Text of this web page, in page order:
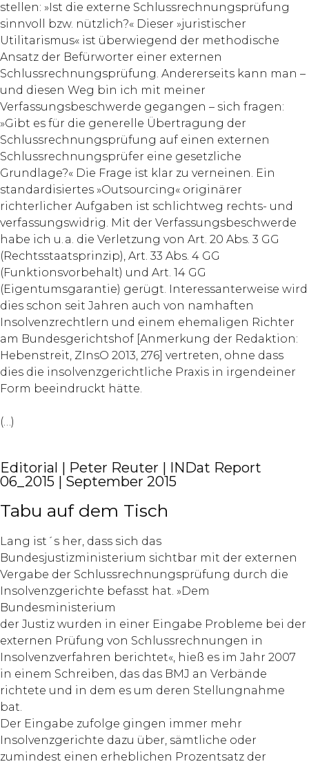
stellen: »Ist die externe Schlussrechnungsprüfung
sinnvoll bzw. nützlich?« Dieser »juristischer
Utilitarismus« ist überwiegend der methodische
Ansatz der Befürworter einer externen
Schlussrechnungsprüfung. Andererseits kann man –
und diesen Weg bin ich mit meiner
Verfassungsbeschwerde gegangen – sich fragen:
»Gibt es für die generelle Übertragung der
Schlussrechnungsprüfung auf einen externen
Schlussrechnungsprüfer eine gesetzliche
Grundlage?« Die Frage ist klar zu verneinen. Ein
standardisiertes »Outsourcing« originärer
richterlicher Aufgaben ist schlichtweg rechts- und
verfassungswidrig. Mit der Verfassungsbeschwerde
habe ich u. a. die Verletzung von Art. 20 Abs. 3 GG
(Rechtsstaatsprinzip), Art. 33 Abs. 4 GG
(Funktionsvorbehalt) und Art. 14 GG
(Eigentumsgarantie) gerügt. Interessanterweise wird
dies schon seit Jahren auch von namhaften
Insolvenzrechtlern und einem ehemaligen Richter
am Bundesgerichtshof [Anmerkung der Redaktion:
Hebenstreit, ZInsO 2013, 276] vertreten, ohne dass
dies die insolvenzgerichtliche Praxis in irgendeiner
Form beeindruckt hätte.
(…)
Editorial | Peter Reuter | INDat Report
06_2015 | September 2015
Tabu auf dem Tisch
Lang ist´s her, dass sich das
Bundesjustizministerium sichtbar mit der externen
Vergabe der Schlussrechnungsprüfung durch die
Insolvenzgerichte befasst hat. »Dem
Bundesministerium
der Justiz wurden in einer Eingabe Probleme bei der
externen Prüfung von Schlussrechnungen in
Insolvenzverfahren berichtet«, hieß es im Jahr 2007
in einem Schreiben, das das BMJ an Verbände
richtete und in dem es um deren Stellungnahme
bat.
Der Eingabe zufolge gingen immer mehr
Insolvenzgerichte dazu über, sämtliche oder
zumindest einen erheblichen Prozentsatz der